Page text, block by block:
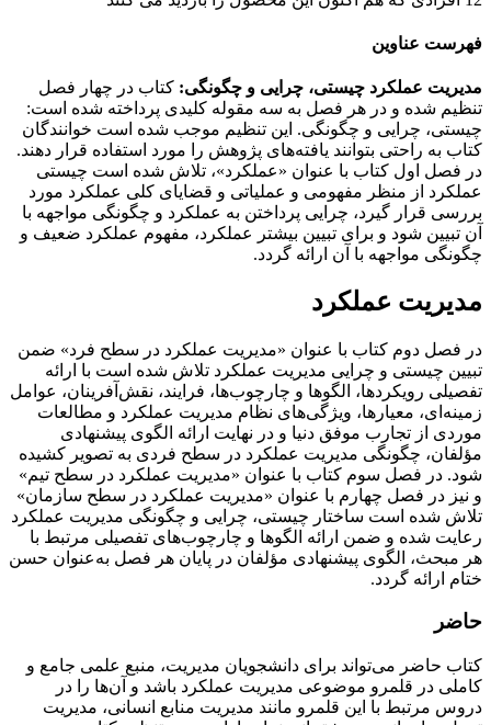
فهرست عناوین
مدیریت عملکرد چیستی، چرایی و چگونگی: کتاب در چهار فصل
تنظیم شده و در هر فصل به سه مقوله کلیدی پرداخته شده است:
چیستی، چرایی و چگونگی. این تنظیم موجب شده است خوانندگان
کتاب به راحتی بتوانند یافته‌های پژوهش را مورد استفاده قرار دهند.
در فصل اول کتاب با عنوان «عملکرد»، تلاش شده است چیستی
عملکرد از منظر مفهومی و عملیاتی و قضایای کلی عملکرد مورد
بررسی قرار گیرد، چرایی پرداختن به عملکرد و چگونگی مواجهه با
آن تبیین شود و برای تبیین بیشتر عملکرد، مفهوم عملکرد ضعیف و
چگونگی مواجهه با آن ارائه گردد.
مدیریت عملکرد
در فصل دوم کتاب با عنوان «مدیریت عملکرد در سطح فرد» ضمن
تبیین چیستی و چرایی مدیریت عملکرد تلاش شده است با ارائه
تفصیلی رویکردها، الگوها و چارچوب‌ها، فرایند، نقش‌آفرینان، عوامل
زمینه‌ای، معیارها، ویژگی‌های نظام مدیریت عملکرد و مطالعات
موردی از تجارب موفق دنیا و در نهایت ارائه الگوی پیشنهادی
مؤلفان، چگونگی مدیریت عملکرد در سطح فردی به تصویر کشیده
شود. در فصل سوم کتاب با عنوان «مدیریت عملکرد در سطح تیم»
و نیز در فصل چهارم با عنوان «مدیریت عملکرد در سطح سازمان»
تلاش شده است ساختار چیستی، چرایی و چگونگی مدیریت عملکرد
رعایت شده و ضمن ارائه الگوها و چارچوب‌های تفصیلی مرتبط با
هر مبحث، الگوی پیشنهادی مؤلفان در پایان هر فصل به‌عنوان حسن
ختام ارائه گردد.
حاضر
کتاب حاضر می‌تواند برای دانشجویان مدیریت، منبع علمی جامع و
کاملی در قلمرو موضوعی مدیریت عملکرد باشد و آن‌ها را در
دروس مرتبط با این قلمرو مانند مدیریت منابع انسانی، مدیریت